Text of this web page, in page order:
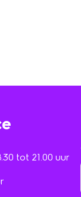
tot 21.00 uur